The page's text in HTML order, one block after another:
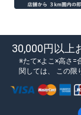
30,000円以上
たて×よこ×高さ=
関しては、
この限